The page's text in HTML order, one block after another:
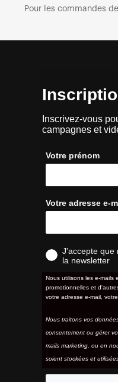
Pour les commandes
Inscrivez-vous
campagnes et
Votre prénom
Votre adresse e-
J'accepte que
la newsletter
Nous utilisons les e-mails
promotionnelles et
votre adresse e-mail,
Nous traitons vos
consentement ou gérer
mails marketing, ou en
soient stockées et